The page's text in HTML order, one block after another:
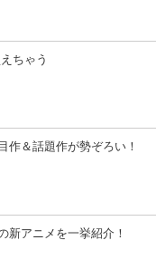
ちゃう
作＆話題作が勢ぞろい！
新アニメを一挙紹介！